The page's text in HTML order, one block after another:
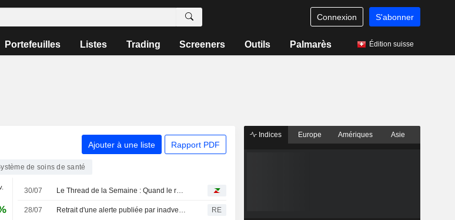
Connexion S'abonner
Portefeuilles Listes Trading Screeners Outils Palmarès Édition suisse
Ajouter à une liste Rapport PDF
de soins de santé
30/07 Le Thread de la Semaine : Quand le raffinage vaut plus que le brut
28/07 Retrait d'une alerte publiée par inadvertance concernant une enquête sur un cabinet d'avocats RE
Indices Europe Amériques Asie